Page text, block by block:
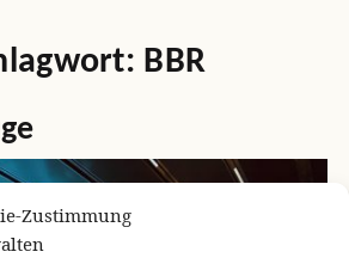
Zustimmung
BBR